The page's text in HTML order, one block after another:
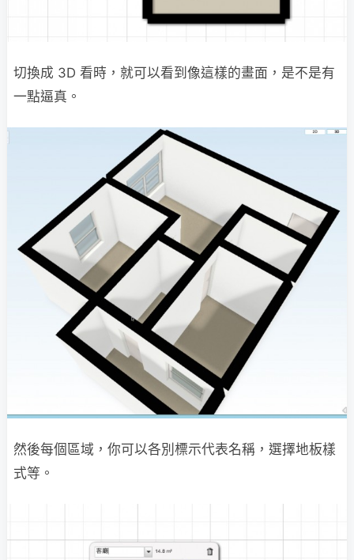
切換成 3D 看時，就可以看到像這樣的畫面，是不是有
一點逼真。
然後每個區域，你可以各別標示代表名稱，選擇地板樣
式等。